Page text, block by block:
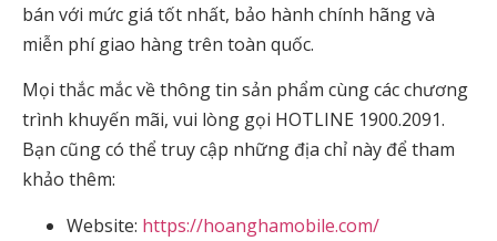
bán với mức giá tốt nhất, bảo hành chính hãng và
miễn phí giao hàng trên toàn quốc.
Mọi thắc mắc về thông tin sản phẩm cùng các chương
trình khuyến mãi, vui lòng gọi HOTLINE 1900.2091.
Bạn cũng có thể truy cập những địa chỉ này để tham
khảo thêm:
Website: https://hoanghamobile.com/